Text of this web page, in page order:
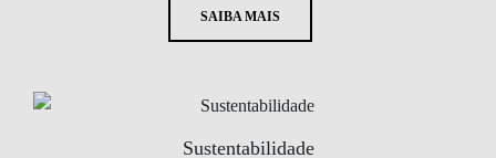
SAIBA MAIS
Sustentabilidade